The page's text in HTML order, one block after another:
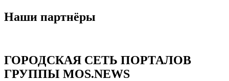
Наши партнёры
ГОРОДСКАЯ СЕТЬ ПОРТАЛОВ
ГРУППЫ MOS.NEWS